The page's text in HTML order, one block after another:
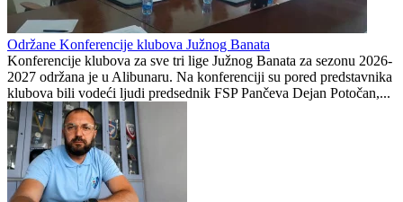
Održane Konferencije klubova Južnog Banata
Konferencije klubova za sve tri lige Južnog Banata za sezonu 2026-
2027 održana je u Alibunaru. Na konferenciji su pored predstavnika
klubova bili vodeći ljudi predsednik FSP Pančeva Dejan Potočan,...